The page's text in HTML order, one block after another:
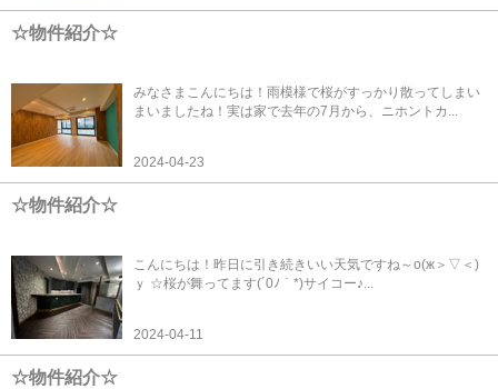
☆物件紹介☆
みなさまこんにちは！雨模様で桜がすっかり散ってしまい
まいましたね！実は家で去年の7月から、ニホントカ...
2024-04-23
☆物件紹介☆
こんにちは！昨日に引き続きいい天気ですね～о(ж＞▽＜)
ｙ ☆桜が舞ってます(´0ﾉ｀*)サイコー♪...
2024-04-11
☆物件紹介☆